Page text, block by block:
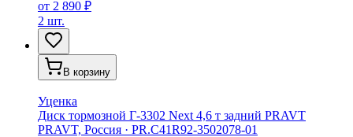
от 2 890 ₽
2 шт.
В корзину
Уценка
Диск тормозной Г-3302 Next 4,6 т задний PRAVT
PRAVT, Россия · PR.C41R92-3502078-01